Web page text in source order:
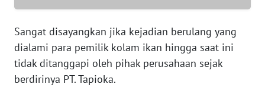
Sangat disayangkan jika kejadian berulang yang
dialami para pemilik kolam ikan hingga saat ini
tidak ditanggapi oleh pihak perusahaan sejak
berdirinya PT. Tapioka.
NTT
WN
KEPRI